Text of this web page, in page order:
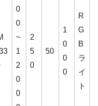
0
0
~
1
2
0
0
2
5
0
50
1
0
0
0
R
G
B
ラ
イ
ト